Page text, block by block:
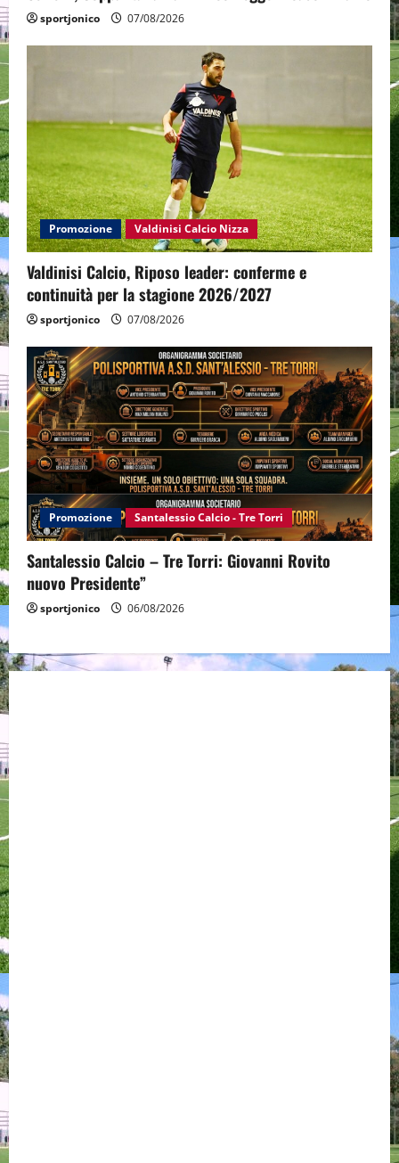
sportjonico 07/08/2026
Promozione Valdinisi Calcio Nizza
Valdinisi Calcio, Riposo leader: conferme e
continuità per la stagione 2026/2027
sportjonico 07/08/2026
Promozione Santalessio Calcio - Tre Torri
Santalessio Calcio – Tre Torri: Giovanni Rovito
nuovo Presidente”
sportjonico 06/08/2026